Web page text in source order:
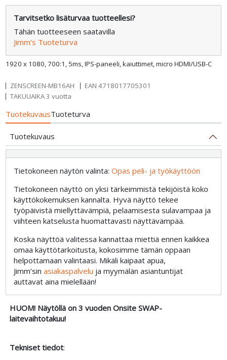
1920 x 1080, 700:1, 5ms, IPS-paneeli, kaiuttimet, micro HDMI/USB-C
Tarvitsetko lisäturvaa tuotteellesi?
Tähän tuotteeseen saatavilla
Jimm’s Tuoteturva
ZENSCREEN-MB16AH EAN 4718017705301
TAKUUAIKA 3 vuotta
TuotekuvausTuoteturva
Tuotekuvaus
Tietokoneen näytön valinta:Opas peli- ja työkäyttöön
Tietokoneen näyttö on yksi tärkeimmistä tekijöistä koko
käyttökokemuksen kannalta. Hyvä näyttö tekee
työpäivistä miellyttävämpiä, pelaamisesta sulavampaa ja
viihteen katselusta huomattavasti näyttävämpää.
Koska näyttöä valitessa kannattaa miettiä ennen kaikkea
omaa käyttötarkoitusta, kokosimme tämän oppaan
helpottamaan valintaasi. Mikäli kaipaat apua,
Jimm’sinasiakaspalvelu ja myymälän asiantuntijat
auttavat aina mielellään!
HUOM! Näytöllä on 3 vuoden Onsite SWAP-
laitevaihtotakuu!
Tekniset tiedot: